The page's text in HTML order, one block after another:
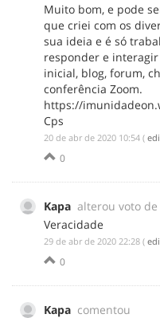
Muito bom, e pode
que criei com os
sua ideia e é só
responder e
inicial, blog, forum,
conferência Zoom.
https://
Cps
‎20 de abr de 2020 10:54 (
0
Kapa alterou voto de
Veracidade
‎29 de abr de 2020 22:28 (
0
Kapa comentou